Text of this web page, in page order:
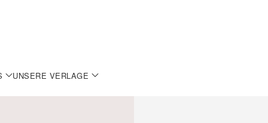
UNSERE VERLAGE